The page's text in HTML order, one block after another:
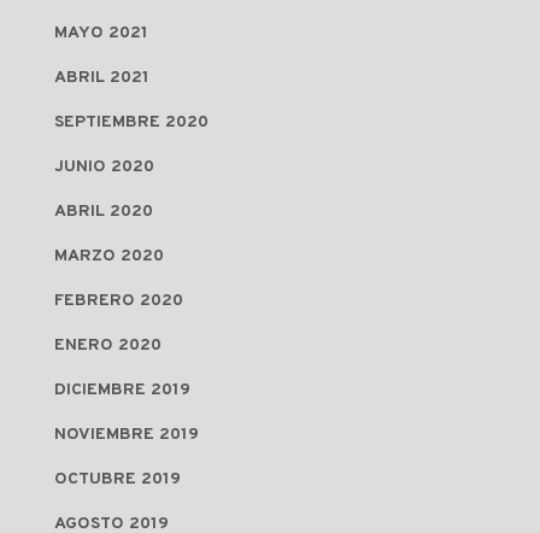
MAYO 2021
ABRIL 2021
SEPTIEMBRE 2020
JUNIO 2020
ABRIL 2020
MARZO 2020
FEBRERO 2020
ENERO 2020
DICIEMBRE 2019
NOVIEMBRE 2019
OCTUBRE 2019
AGOSTO 2019